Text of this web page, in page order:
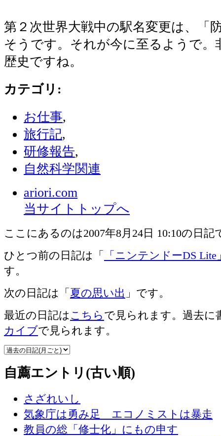
第２次世界大戦中の駅名変更は、「
そうです。それが今に至るようで。
歴史ですね。
カテゴリ :
お仕事,
旅行記,
研修報告,
自然科学関連
ariori.com
当サイトトップへ
ここにあるのは2007年8月24日 10:10の日記
ひとつ前の日記は「
「ニンテンドーDS
す。
次の日記は「 夏の思い出 」です。
最近の日記は こちら で見られます。過去に
カイブで見られます。
自薦エントリ(古い順)
さざれいし
気象庁は勇み足 エコノミストは暴走
教員の総「修士化」にもの申す